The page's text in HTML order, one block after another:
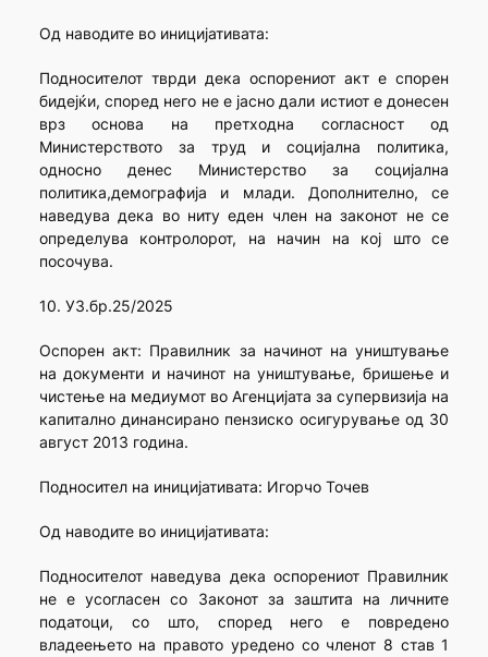
Од наводите во иницијативата:
Подносителот тврди дека оспорениот акт е спорен
бидејќи, според него не е јасно дали истиот е донесен
врз основа на претходна согласност од
Министерството за труд и социјална политика,
односно денес Министерство за социјална
политика,демографија и млади. Дополнително, се
наведува дека во ниту еден член на законот не се
определува контролорот, на начин на кој што се
посочува.
10. УЗ.бр.25/2025
Оспорен акт: Правилник за начинот на уништување
на документи и начинот на уништување, бришење и
чистење на медиумот во Агенцијата за супервизија на
капитално динансирано пензиско осигурување од 30
август 2013 година.
Подносител на иницијативата: Игорчо Точев
Oд наводите во иницијативата:
Подносителот наведува дека оспорениот Правилник
не е усогласен со Законот за заштита на личните
податоци, со што, според него е повредено
владеењето на правото уредено со членот 8 став 1